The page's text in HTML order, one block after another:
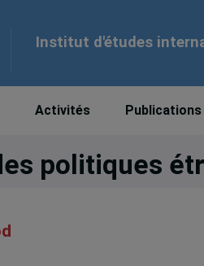
Institut d'études
Activités Publications
politiques